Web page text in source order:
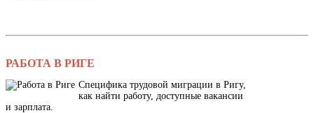
РАБОТА В РИГЕ
Специфика трудовой миграции в Ригу,
как найти работу, доступные вакансии
и зарплата.